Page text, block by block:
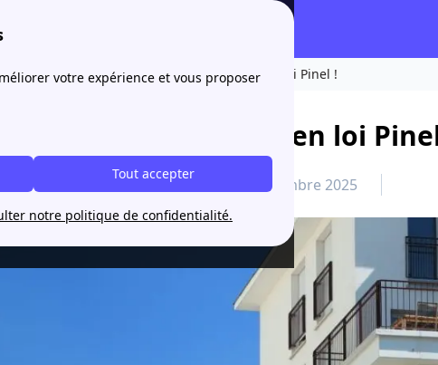
votre expérience et vous proposer
Tout accepter
notre politique de confidentialité.
blog Dernière ligne droite pour investir en loi Pinel !
droite pour investir en loi
6 novembre 2025